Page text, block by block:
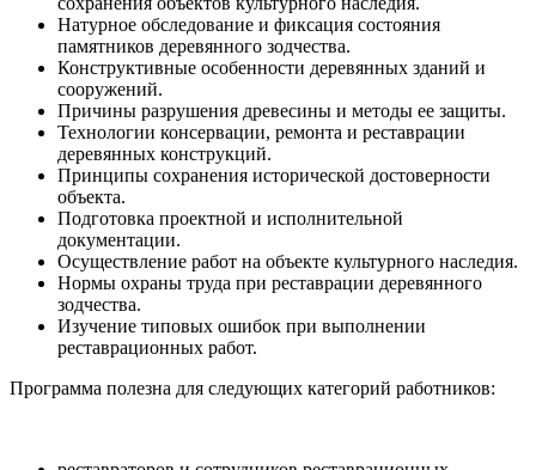
Натурное обследование и фиксация состояния
памятников деревянного зодчества.
Конструктивные особенности деревянных зданий и
сооружений.
Причины разрушения древесины и методы ее защиты.
Технологии консервации, ремонта и реставрации
деревянных конструкций.
Принципы сохранения исторической достоверности
объекта.
Подготовка проектной и исполнительной
документации.
Осуществление работ на объекте культурного наследия.
Нормы охраны труда при реставрации деревянного
зодчества.
Изучение типовых ошибок при выполнении
реставрационных работ.
Программа полезна для следующих категорий работников: